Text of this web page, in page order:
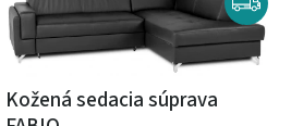
Kožená sedacia súprava